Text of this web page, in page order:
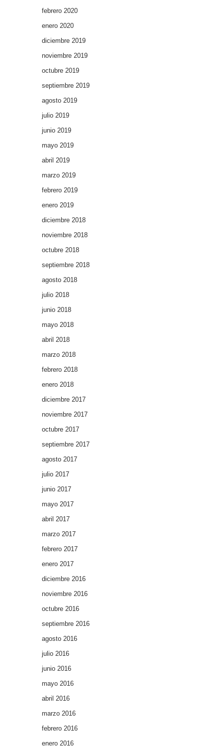
febrero 2020
enero 2020
diciembre 2019
noviembre 2019
octubre 2019
septiembre 2019
agosto 2019
julio 2019
junio 2019
mayo 2019
abril 2019
marzo 2019
febrero 2019
enero 2019
diciembre 2018
noviembre 2018
octubre 2018
septiembre 2018
agosto 2018
julio 2018
junio 2018
mayo 2018
abril 2018
marzo 2018
febrero 2018
enero 2018
diciembre 2017
noviembre 2017
octubre 2017
septiembre 2017
agosto 2017
julio 2017
junio 2017
mayo 2017
abril 2017
marzo 2017
febrero 2017
enero 2017
diciembre 2016
noviembre 2016
octubre 2016
septiembre 2016
agosto 2016
julio 2016
junio 2016
mayo 2016
abril 2016
marzo 2016
febrero 2016
enero 2016